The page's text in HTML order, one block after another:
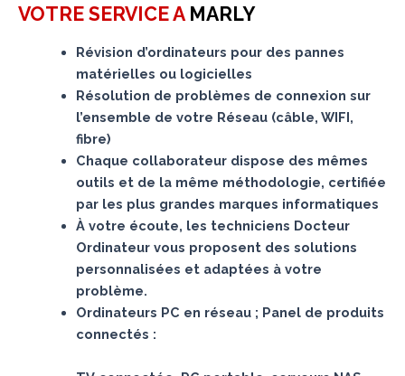
VOTRE SERVICE A MARLY
Révision d’ordinateurs pour des pannes
matérielles ou logicielles
Résolution de problèmes de connexion sur
l’ensemble de votre Réseau (câble, WIFI,
fibre)
Chaque collaborateur dispose des mêmes
outils et de la même méthodologie, certifiée
par les plus grandes marques informatiques
À votre écoute, les techniciens Docteur
Ordinateur vous proposent des solutions
personnalisées et adaptées à votre
problème.
Ordinateurs PC en réseau ; Panel de produits
connectés :